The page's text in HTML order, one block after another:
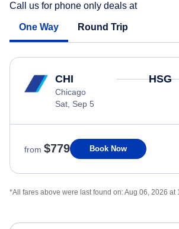
Call us for phone only deals at
One Way Round Trip
CHI
Chicago
Sat, Sep 5
HSG
from $779 Book Now
*All fares above were last found on:Aug 06, 2026 at